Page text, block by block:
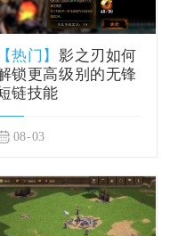
【热门】影之刃如何
锁更高级别的无锋
链技能
08-03